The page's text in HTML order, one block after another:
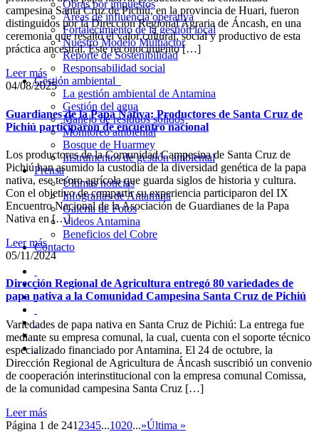
Obras por impuestos
Áreas de influencia operativa
Fortalecimiento de la gestión local
Nuestro Modelo Multiactor
Reporte de Sostenibilidad
Responsabilidad social
Gestión ambiental
La gestión ambiental de Antamina
Gestión del agua
Manejo de residuos sólidos
Monitoreo ambiental
Bosque de Huarmey
Instrumentos de gestión ambiental
Prensa
Últimas noticias
Infografías de Antamina
Galería de Fotos
Videos Antamina
Beneficios del Cobre
Contacto
campesina Santa Cruz de Pichiú, en la provincia de Huari, fueron
distinguidos por la Dirección Regional Agraria de Áncash, en una
ceremonia que resaltó el valor cultural, social y productivo de esta
práctica ancestral. Este reconocimiento […]
Leer más
04/08/2025
Guardianes de la Papa Nativa: Productores de Santa Cruz de
Pichiú participaron de encuentro nacional
Los productores de la Comunidad Campesina de Santa Cruz de
Pichiú han asumido la custodia de la diversidad genética de la papa
nativa, ese tesoro agrícola que guarda siglos de historia y cultura.
Con el objetivo de compartir su experiencia participaron del IX
Encuentro Nacional de la Asociación de Guardianes de la Papa
Nativa en […]
Leer más
05/11/2024
Dirección Regional de Agricultura entregó 80 variedades de
papa nativa a la Comunidad Campesina Santa Cruz de Pichiú
Variedades de papa nativa en Santa Cruz de Pichiú: La entrega fue
mediante su empresa comunal, la cual, cuenta con el soporte técnico
especializado financiado por Antamina. El 24 de octubre, la
Dirección Regional de Agricultura de Áncash suscribió un convenio
de cooperación interinstitucional con la empresa comunal Comissa,
de la comunidad campesina Santa Cruz […]
Leer más
Página 1 de 241 2345...1020...»Última »